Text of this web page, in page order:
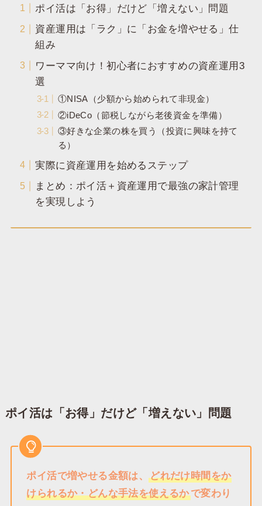
ポイ活は「お得」だけど「増えない」問題
資産運用は「ラク」に「お金を増やせる」仕
組み
ワーママ向け！初心者におすすめの資産運用3
選
①NISA（少額から始められて非現金）
②iDeCo（節税しながら老後資金を準備）
③好きな企業の株を買う（投資に興味を持て
る）
実際に資産運用を始めるステップ
まとめ：ポイ活＋資産運用で最強の家計管理
を実現しよう
ポイ活は「お得」だけど「増えない」問題
ポイ活で増やせる金額は、どれだけ時間をか
けられるか・どんな手法を使えるかで変わり